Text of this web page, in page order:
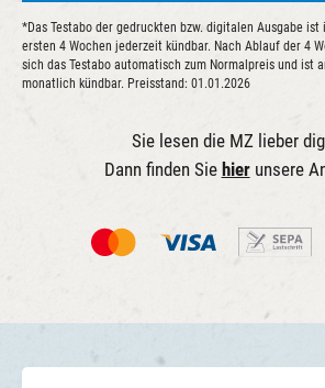
*Das Testabo der gedruckten bzw. digitalen Ausgabe ist
ersten 4 Wochen jederzeit kündbar. Nach Ablauf der 4
sich das Testabo automatisch zum Normalpreis und ist
monatlich kündbar. Preisstand: 01.01.2026
Sie lesen die MZ lieber
Dann finden Sie hierunsere